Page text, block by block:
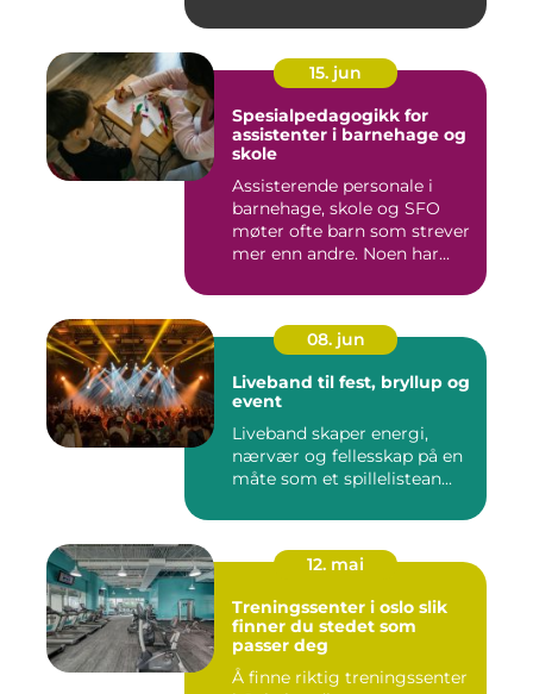
15. jun
Spesialpedagogikk for
assistenter i barnehage og
skole
Assisterende personale i
barnehage, skole og SFO
møter ofte barn som strever
mer enn andre. Noen har...
08. jun
Liveband til fest, bryllup og
event
Liveband skaper energi,
nærvær og fellesskap på en
måte som et spillelistean...
12. mai
Treningssenter i oslo slik
finner du stedet som
passer deg
Å finne riktig treningssenter